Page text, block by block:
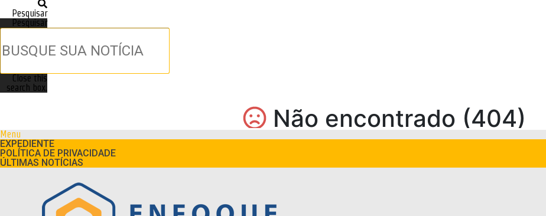
Pesquisar
Pesquisar
Close this
search box.
Menu
EXPEDIENTE
POLÍTICA DE PRIVACIDADE
ÚLTIMAS NOTÍCIAS